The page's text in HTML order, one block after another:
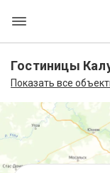
Гостиницы
Показать все